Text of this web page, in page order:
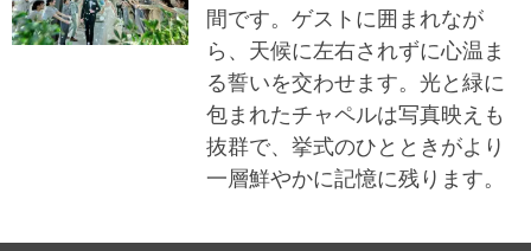
間です。ゲストに囲まれなが
ら、天候に左右されずに心温ま
る誓いを交わせます。光と緑に
包まれたチャペルは写真映えも
抜群で、挙式のひとときがより
一層鮮やかに記憶に残ります。